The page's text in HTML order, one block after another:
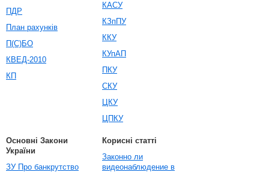
ПДР
План рахунків
П(С)БО
КВЕД-2010
КП
КАСУ
КЗпПУ
ККУ
КУпАП
ПКУ
СКУ
ЦКУ
ЦПКУ
Основні Закони
України
ЗУ Про банкрутство
Корисні статті
Законно ли
видеонаблюдение в